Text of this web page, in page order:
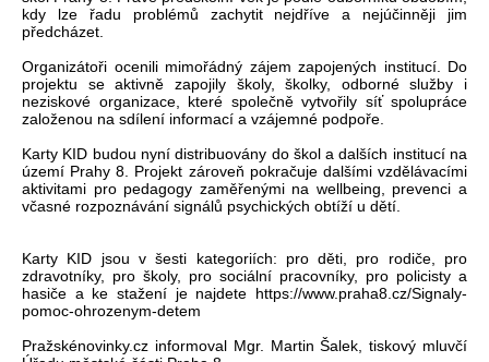
kdy lze řadu problémů zachytit nejdříve a nejúčinněji jim
předcházet.
Organizátoři ocenili mimořádný zájem zapojených institucí. Do
projektu se aktivně zapojily školy, školky, odborné služby i
neziskové organizace, které společně vytvořily síť spolupráce
založenou na sdílení informací a vzájemné podpoře.
Karty KID budou nyní distribuovány do škol a dalších institucí na
území Prahy 8. Projekt zároveň pokračuje dalšími vzdělávacími
aktivitami pro pedagogy zaměřenými na wellbeing, prevenci a
včasné rozpoznávání signálů psychických obtíží u dětí.
Karty KID jsou v šesti kategoriích: pro děti, pro rodiče, pro
zdravotníky, pro školy, pro sociální pracovníky, pro policisty a
hasiče a ke stažení je najdete https://www.praha8.cz/Signaly-
pomoc-ohrozenym-detem
Pražskénovinky.cz informoval Mgr. Martin Šalek, tiskový mluvčí